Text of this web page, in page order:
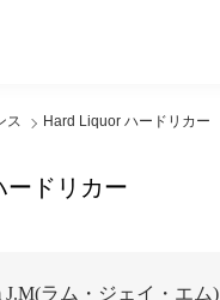
ス Hard Liquor ハードリカー
ードリカー
J.M(ラム・ジェイ・エム)